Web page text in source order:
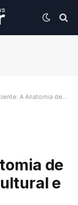
uma Resistência Cultural e Política
de
e